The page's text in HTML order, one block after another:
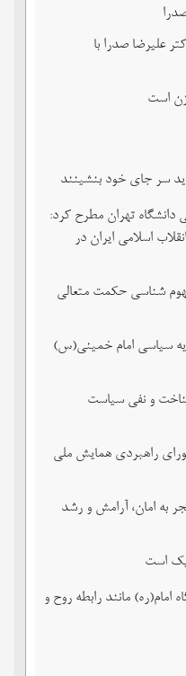
علیرضا صدرا با
است
سر جای خود بنشینند
تهران مطرح کرد:
اسلامی ایران در
شناسی حکمت متعالی
سیاسی امام خمینی(س)
و نفی سیاست
راهبردی همایش ملی
به امان، آرامش و رشد
است
امام(ره) مانند رابطه روح و